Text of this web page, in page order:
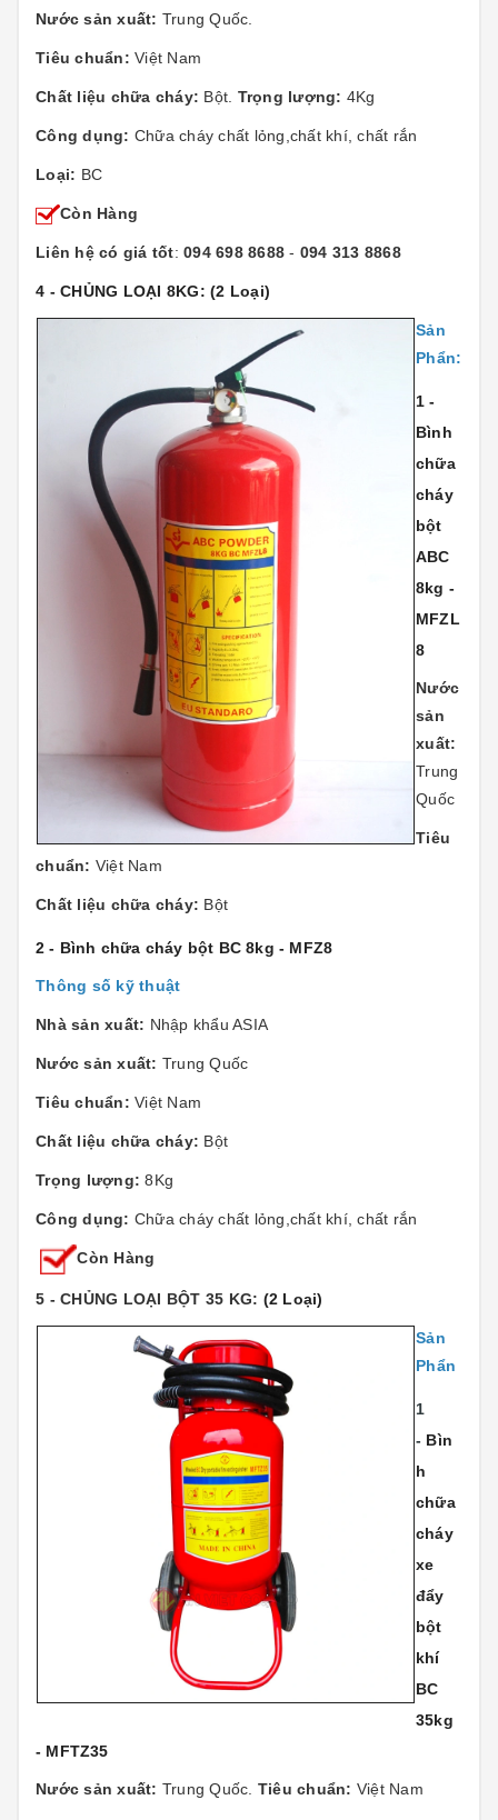
Nước sản xuất: Trung Quốc.
Tiêu chuẩn: Việt Nam
Chất liệu chữa cháy: Bột. Trọng lượng: 4Kg
Công dụng: Chữa cháy chất lỏng,chất khí, chất rắn
Loại: BC
Còn Hàng
Liên hệ có giá tốt: 094 698 8688 - 094 313 8868
4 - CHỦNG LOẠI 8KG: (2 Loại)
Sản
Phẩn:
1 -
Bình
chữa
cháy
bột
ABC
8kg -
MFZL
8
Nước
sản
xuất:
Trung
Quốc
Tiêu
chuẩn: Việt Nam
Chất liệu chữa cháy: Bột
2 - Bình chữa cháy bột BC 8kg - MFZ8
Thông số kỹ thuật
Nhà sản xuất: Nhập khẩu ASIA
Nước sản xuất: Trung Quốc
Tiêu chuẩn: Việt Nam
Chất liệu chữa cháy: Bột
Trọng lượng: 8Kg
Công dụng: Chữa cháy chất lỏng,chất khí, chất rắn
Còn Hàng
5 - CHỦNG LOẠI BỘT 35 KG: (2 Loại)
Sản
Phẩn
1
- Bìn
h
chữa
cháy
xe
đẩy
bột
khí
BC
35kg
- MFTZ35
Nước sản xuất: Trung Quốc. Tiêu chuẩn: Việt Nam